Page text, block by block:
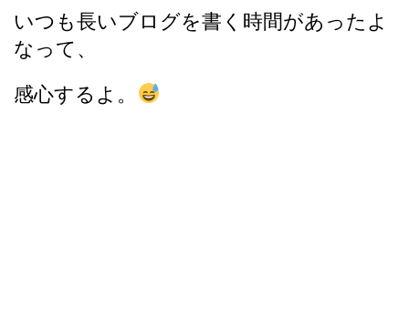
いつも長いブログを書く時間があったよ
なって、
感心するよ。